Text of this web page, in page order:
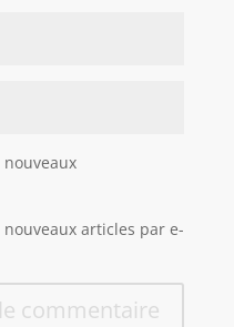
nouveaux
articles par e-
commentaire